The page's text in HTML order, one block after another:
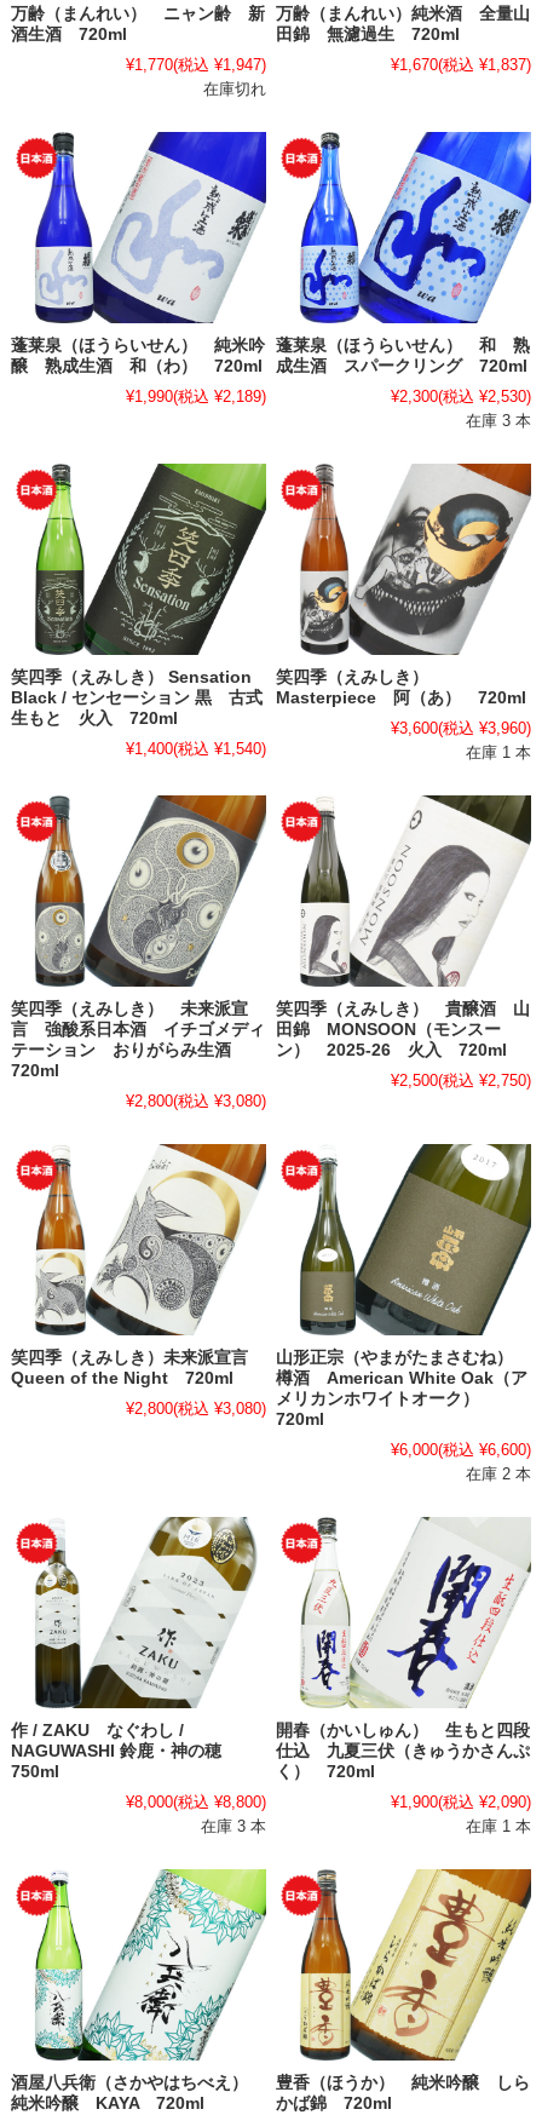
万齢（まんれい） ニャン齢 新
酒生酒 720ml
¥1,770(税込 ¥1,947)
在庫切れ
万齢（まんれい）純米酒 全量山
田錦 無濾過生 720ml
¥1,670(税込 ¥1,837)
蓬莱泉（ほうらいせん） 純米吟
醸 熟成生酒 和（わ） 720ml
¥1,990(税込 ¥2,189)
蓬莱泉（ほうらいせん） 和 熟
成生酒 スパークリング 720ml
¥2,300(税込 ¥2,530)
在庫 3 本
笑四季（えみしき） Sensation
Black / センセーション 黒 古式
生もと 火入 720ml
¥1,400(税込 ¥1,540)
笑四季（えみしき）
Masterpiece 阿（あ） 720ml
¥3,600(税込 ¥3,960)
在庫 1 本
笑四季（えみしき） 未来派宣
言 強酸系日本酒 イチゴメディ
テーション おりがらみ生酒
720ml
¥2,800(税込 ¥3,080)
笑四季（えみしき） 貴醸酒 山
田錦 MONSOON（モンスー
ン） 2025-26 火入 720ml
¥2,500(税込 ¥2,750)
笑四季（えみしき）未来派宣言
Queen of the Night 720ml
¥2,800(税込 ¥3,080)
山形正宗（やまがたまさむね）
樽酒 American White Oak（ア
メリカンホワイトオーク）
720ml
¥6,000(税込 ¥6,600)
在庫 2 本
作 / ZAKU なぐわし /
NAGUWASHI 鈴鹿・神の穂
750ml
¥8,000(税込 ¥8,800)
在庫 3 本
開春（かいしゅん） 生もと四段
仕込 九夏三伏（きゅうかさんぷ
く） 720ml
¥1,900(税込 ¥2,090)
在庫 1 本
酒屋八兵衛（さかやはちべえ）
純米吟醸 KAYA 720ml
豊香（ほうか） 純米吟醸 しら
かば錦 720ml